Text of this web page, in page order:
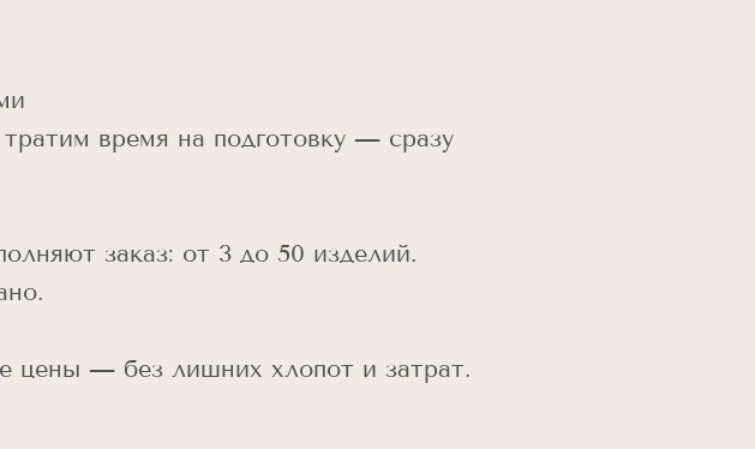
время на подготовку — сразу
заказ: от 3 до 50 изделий.
цены — без лишних хлопот и затрат.